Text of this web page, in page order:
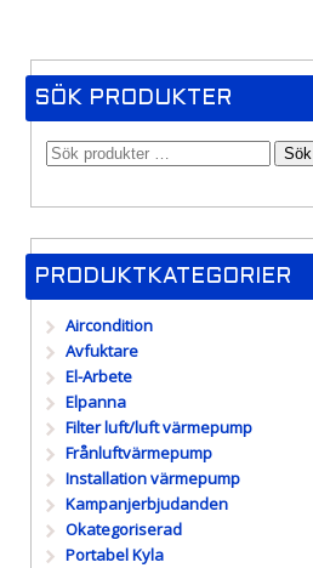
SÖK PRODUKTER
Sök
PRODUKTKATEGORIER
Aircondition
Avfuktare
El-Arbete
Elpanna
Filter luft/luft värmepump
Frånluftvärmepump
Installation värmepump
Kampanjerbjudanden
Okategoriserad
Portabel Kyla